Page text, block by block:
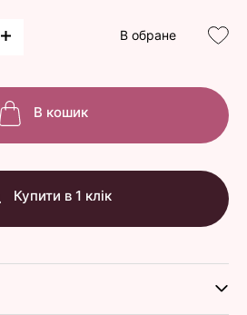
В обране
В кошик
Купити в 1 клік